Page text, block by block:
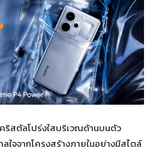
ริสตัลโปร่งใสบริเวณด้านบนตัว
ลใจจากโครงสร้างภายในอย่างมีสไตล์